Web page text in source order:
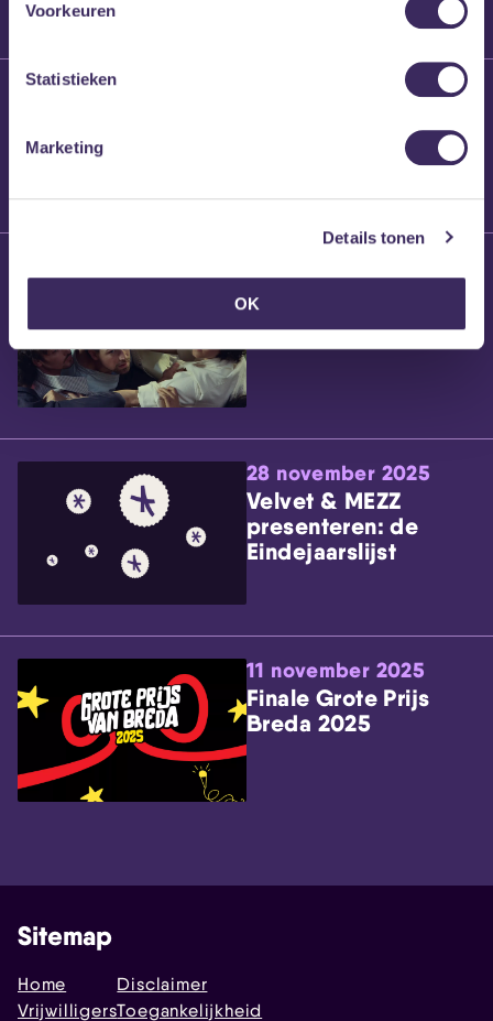
Voorkeuren
Statistieken
Marketing
Details tonen
OK
Brennt Vanneste
Willem’s Blog: Ão
28 november 2025
Velvet & MEZZ
presenteren: de
Eindejaarslijst
11 november 2025
Finale Grote Prijs
Breda 2025
Sitemap
Home
Vrijwilligers
Disclaimer
Toegankelijkheid